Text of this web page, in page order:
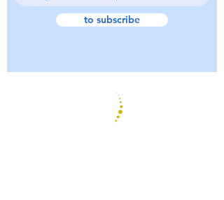
to subscribe